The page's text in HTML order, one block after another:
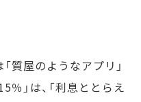
質屋のようなアプリ」
％」は、「利息ととらえ